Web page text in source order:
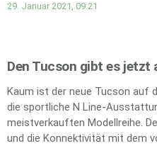
29. Januar 2021, 09:21
Den Tucson gibt es jetzt
Kaum ist der neue Tucson auf
die sportliche N Line-
meistverkauften Modellreihe.
und die Konnektivität mit dem